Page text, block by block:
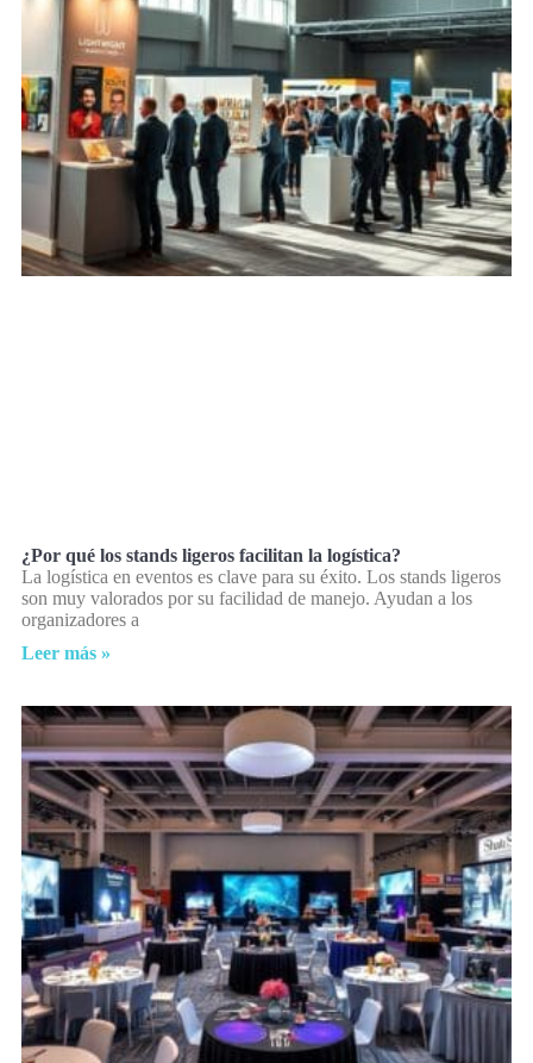
¿Por qué los stands ligeros facilitan la logística?
La logística en eventos es clave para su éxito. Los stands ligeros
son muy valorados por su facilidad de manejo. Ayudan a los
organizadores a
Leer más »